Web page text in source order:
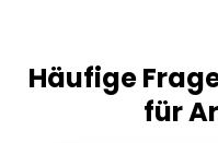
Häufige
für